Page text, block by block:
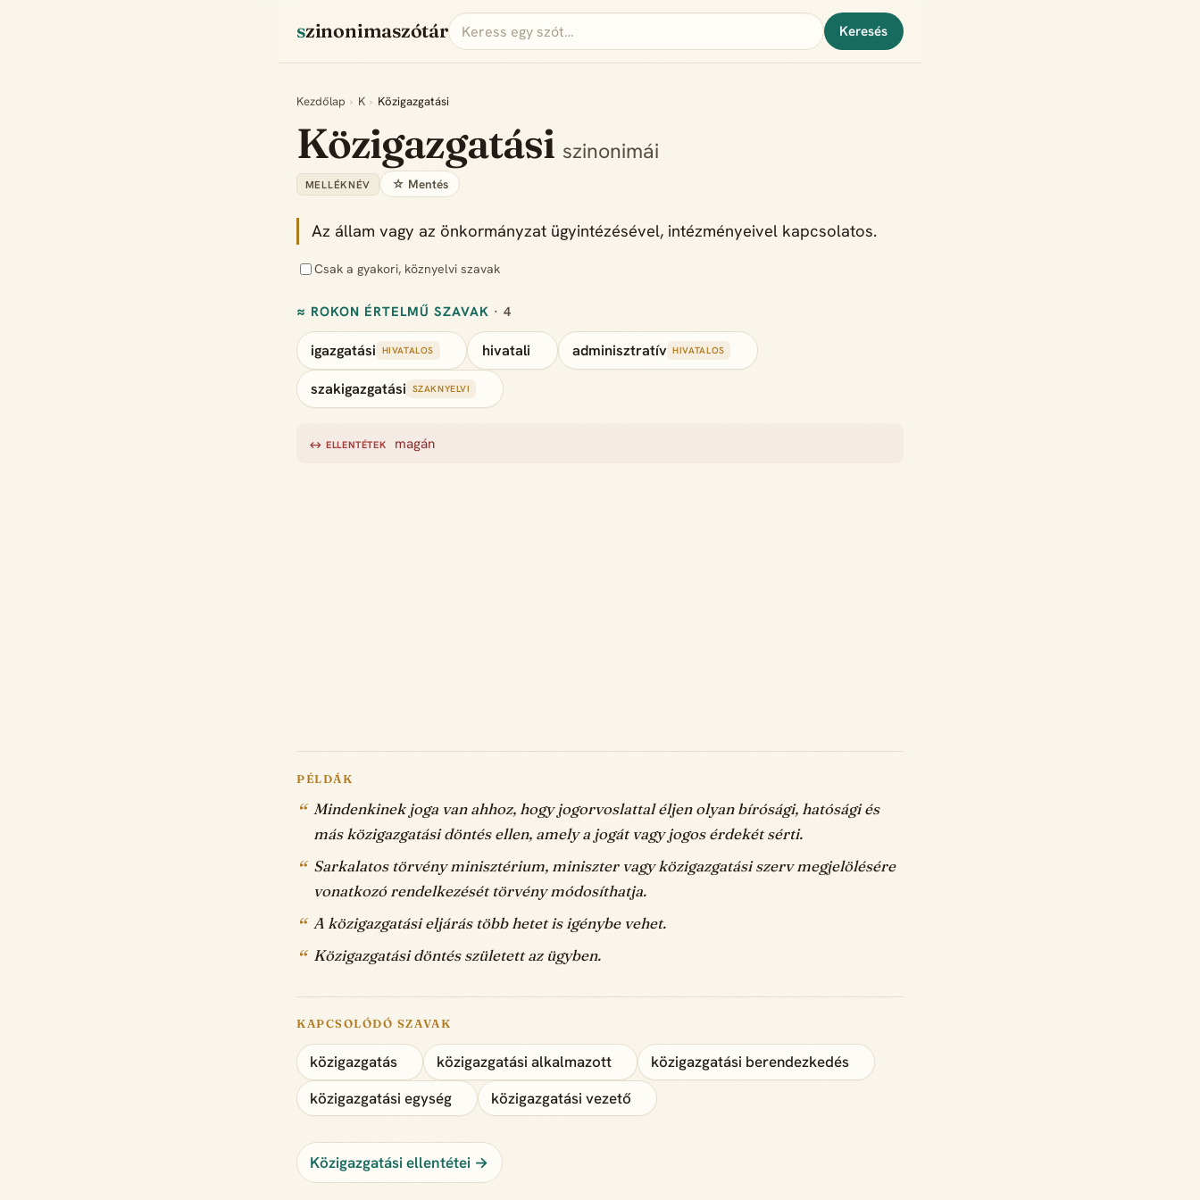
szinonimaszótár Keresés
Kezdőlap › K › Közigazgatási
Közigazgatási szinonimái
MELLÉKNÉV ☆ Mentés
Az állam vagy az önkormányzat ügyintézésével, intézményeivel kapcsolatos.
Csak a gyakori, köznyelvi szavak
≈ ROKON ÉRTELMŰ SZAVAK · 4
igazgatási HIVATALOS hivatali adminisztratív HIVATALOS
szakigazgatási SZAKNYELVI
↔ ELLENTÉTEK magán
PÉLDÁK
Mindenkinek joga van ahhoz, hogy jogorvoslattal éljen olyan bírósági, hatósági és
más közigazgatási döntés ellen, amely a jogát vagy jogos érdekét sérti.
Sarkalatos törvény minisztérium, miniszter vagy közigazgatási szerv megjelölésére
vonatkozó rendelkezését törvény módosíthatja.
A közigazgatási eljárás több hetet is igénybe vehet.
Közigazgatási döntés született az ügyben.
KAPCSOLÓDÓ SZAVAK
közigazgatás közigazgatási alkalmazott
közigazgatási berendezkedés
közigazgatási egység
közigazgatási vezető
Közigazgatási ellentétei →